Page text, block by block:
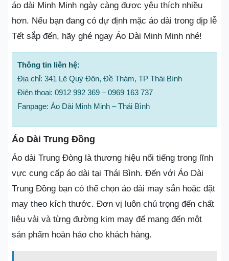
áo dài Minh Minh ngày càng được yêu thích nhiều
hơn. Nếu bạn đang có dự định mặc áo dài trong dịp lễ
Tết sắp đến, hãy ghé ngay Áo Dài Minh Minh nhé!
Thông tin liên hệ:
Địa chỉ: 341 Lê Quý Đôn, Đề Thám, TP Thái Bình
Điện thoại: 0912 992 369 – 0969 163 737
Fanpage: Áo Dài Minh Minh – Thái Bình
Áo Dài Trung Đồng
Áo dài Trung Đòng là thương hiệu nổi tiếng trong lĩnh
vực cung cấp áo dài tại Thái Bình. Đến với Áo Dài
Trung Đồng bạn có thể chọn áo dài may sẵn hoặc đặt
may theo kích thước. Đơn vị luôn chú trọng đến chất
liệu vải và từng đường kim may để mang đến một
sản phẩm hoàn hảo cho khách hàng.